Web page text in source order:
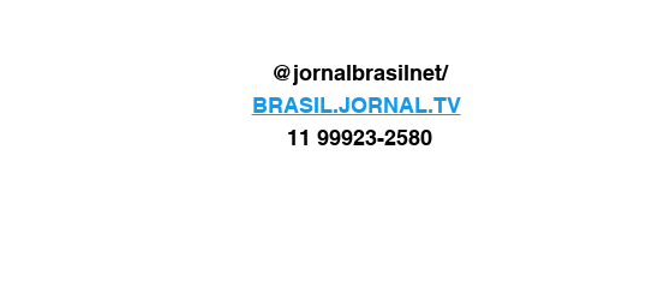
@jornalbrasilnet/
BRASIL.JORNAL.TV
11 99923-2580